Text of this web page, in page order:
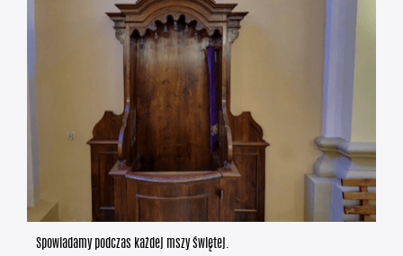
Spowiadamy podczas każdej mszy świętej.